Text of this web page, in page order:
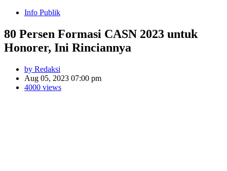
Info Publik
80 Persen Formasi CASN 2023 untuk
Honorer, Ini Rinciannya
by Redaksi
Aug 05, 2023 07:00 pm
4000 views